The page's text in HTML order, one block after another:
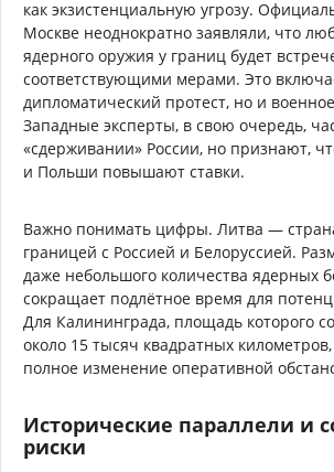
как экзистенциальную угрозу.
Москве неоднократно заявляли, что
ядерного оружия у границ будет
соответствующими мерами. Это
дипломатический протест, но и
Западные эксперты, в свою очередь,
«сдерживании» России, но признают,
и Польши повышают ставки.
Важно понимать цифры. Литва —
границей с Россией и Белоруссией.
даже небольшого количества ядерных
сокращает подлётное время для
Для Калининграда, площадь которого
около 15 тысяч квадратных
полное изменение оперативной
Исторические параллели и
риски